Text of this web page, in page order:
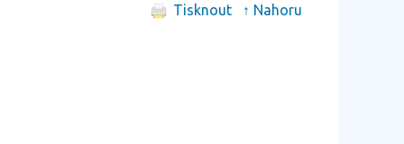
Tisknout ↑ Nahoru